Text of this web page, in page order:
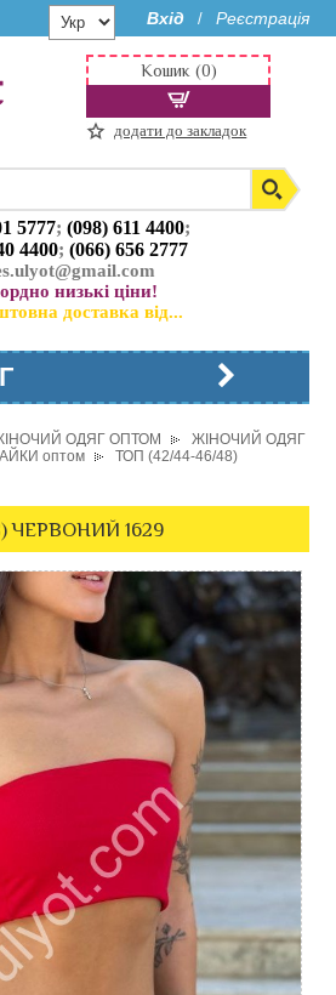
Вхід / Реєстрація
5777;(098) 611 4400;
4400;(066) 656 2777
низькі ціни!
доставка від...
Кошик (0)
додати до закладок
ОДЯГ ОПТОМ
ЖІНОЧИЙ ОДЯГ
оптом
ТОП (42/44-46/48)
ЧЕРВОНИЙ 1629